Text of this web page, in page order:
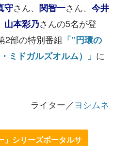
守さん、 関智一さん、 今井
山本彩乃さんの5名が登
2部の特別番組 「”円環の
ミドガルズオルム）」 に
ライター／ヨシムネ
」シリーズポータルサ